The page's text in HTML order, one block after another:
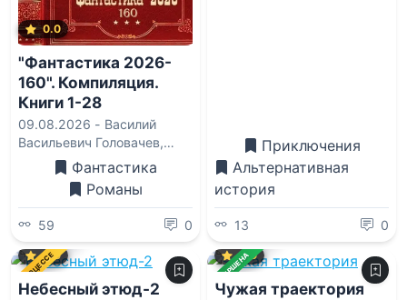
0.0
"Фантастика 2026-
160". Компиляция.
Книги 1-28
09.08.2026 - Василий
Васильевич Головачев,
Василиса Мельницкая
Вахтанг Глурджидзе ,
Лисса Мун , Ольга
Владимировна Которова
Фантастика
Романы
59 0
Приключения
Альтернативная
история
13 0
В ПРОЦЕССЕ
2.0
Небесный этюд-2
ЗАВЕРШЕНА
0.0
Чужая траектория